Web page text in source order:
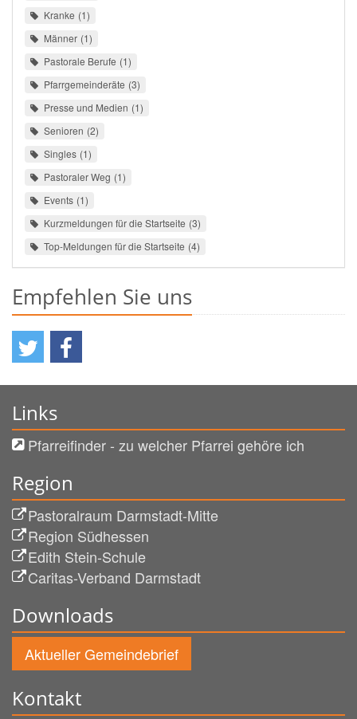
Kranke 1
Männer 1
Pastorale Berufe 1
Pfarrgemeinderäte 3
Presse und Medien 1
Senioren 2
Singles 1
Pastoraler Weg 1
Events 1
Kurzmeldungen für die Startseite 3
Top-Meldungen für die Startseite 4
Empfehlen Sie uns
Links
Pfarreifinder - zu welcher Pfarrei gehöre ich
Region
Pastoralraum Darmstadt-Mitte
Region Südhessen
Edith Stein-Schule
Caritas-Verband Darmstadt
Downloads
Aktueller Gemeindebrief
Kontakt